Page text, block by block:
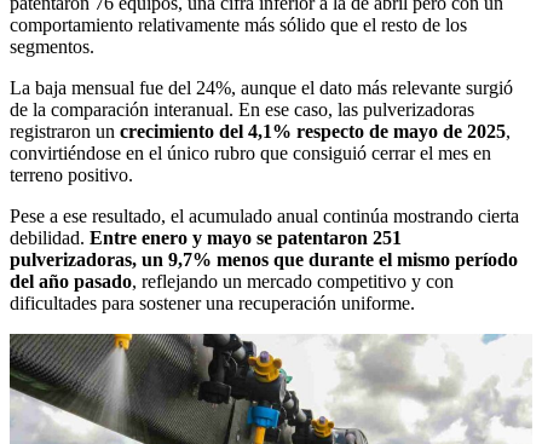
comportamiento relativamente más sólido que el resto de los
segmentos.
La baja mensual fue del 24%, aunque el dato más relevante surgió
de la comparación interanual. En ese caso, las pulverizadoras
registraron un crecimiento del 4,1% respecto de mayo de 2025,
convirtiéndose en el único rubro que consiguió cerrar el mes en
terreno positivo.
Pese a ese resultado, el acumulado anual continúa mostrando cierta
debilidad. Entre enero y mayo se patentaron 251
pulverizadoras, un 9,7% menos que durante el mismo período
del año pasado, reflejando un mercado competitivo y con
dificultades para sostener una recuperación uniforme.